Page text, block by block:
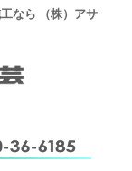
なら （株）アサ